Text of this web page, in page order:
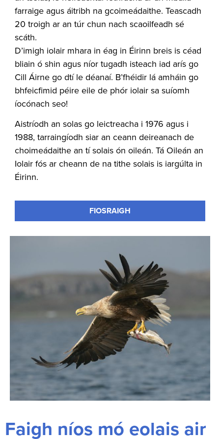
farraige agus áitribh na gcoimeádaithe. Teascadh
20 troigh ar an túr chun nach scaoilfeadh sé
scáth.
D’imigh iolair mhara in éag in Éirinn breis is céad
bliain ó shin agus níor tugadh isteach iad arís go
Cill Áirne go dtí le déanaí. B’fhéidir lá amháin go
bhfeicfimid péire eile de phór iolair sa suíomh
íocónach seo!
Aistríodh an solas go leictreacha i 1976 agus i
1988, tarraingíodh siar an ceann deireanach de
choimeádaithe an tí solais ón oileán. Tá Oileán an
Iolair fós ar cheann de na tithe solais is iargúlta in
Éirinn.
FIOSRAIGH
Faigh níos mó eolais air